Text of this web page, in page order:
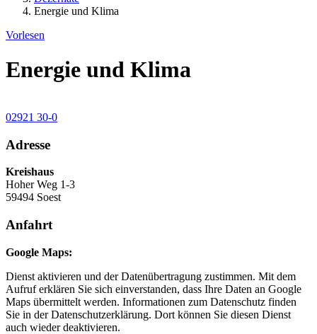
Energie und Klima
Vorlesen
Energie und Klima
02921 30-0
Adresse
Kreishaus
Hoher Weg 1-3
59494 Soest
Anfahrt
Google Maps:
Dienst aktivieren und der Datenübertragung zustimmen. Mit dem
Aufruf erklären Sie sich einverstanden, dass Ihre Daten an Google
Maps übermittelt werden. Informationen zum Datenschutz finden
Sie in der Datenschutzerklärung. Dort können Sie diesen Dienst
auch wieder deaktivieren.